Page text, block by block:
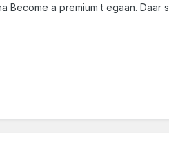
Become a premium t egaan. Daar